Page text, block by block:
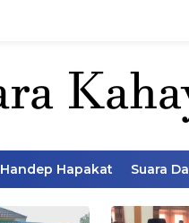
Handep Hapakat Suara